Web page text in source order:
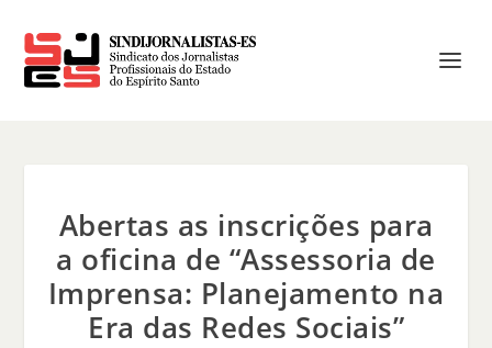
Abertas as inscrições para
a oficina de “Assessoria de
Imprensa: Planejamento na
Era das Redes Sociais”